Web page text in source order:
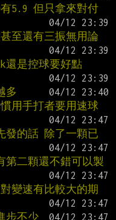
5.9 但只拿來對付
至還有三振無用論
是控球要好點
多
用手打者要用速球
發的話 除了一顆已
二顆還不錯可以製
變速有比較大的期
步不少